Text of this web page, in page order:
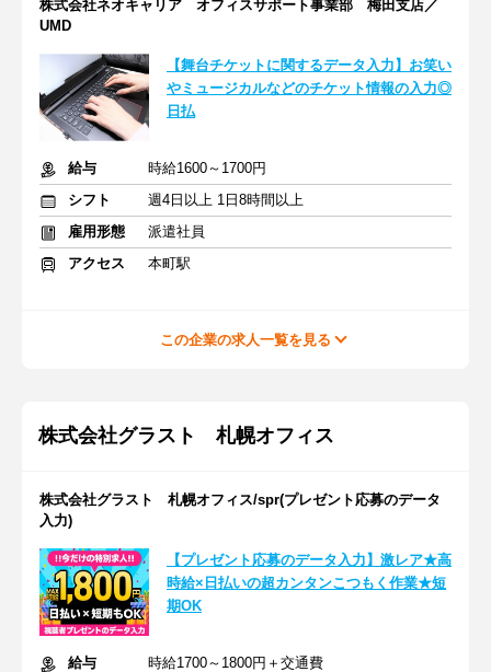
株式会社ネオキャリア オフィスサポート事業部 梅田支店／
UMD
【舞台チケットに関するデータ入力】お笑い
やミュージカルなどのチケット情報の入力◎
日払
給与
時給1600～1700円
シフト
週4日以上 1日8時間以上
雇用形態
派遣社員
アクセス
本町駅
この企業の求人一覧を見る
株式会社グラスト 札幌オフィス
株式会社グラスト 札幌オフィス/spr(プレゼント応募のデータ
入力)
【プレゼント応募のデータ入力】激レア★高
時給×日払いの超カンタンこつもく作業★短
期OK
給与
時給1700～1800円＋交通費